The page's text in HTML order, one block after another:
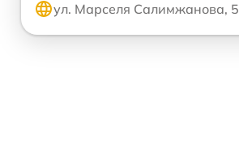
ул. Марселя Салимжанова, 5